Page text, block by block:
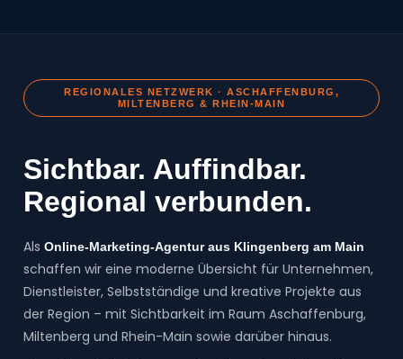
REGIONALES NETZWERK · ASCHAFFENBURG,
MILTENBERG & RHEIN-MAIN
Sichtbar. Auffindbar.
Regional verbunden.
Als Online-Marketing-Agentur aus Klingenberg am Main
schaffen wir eine moderne Übersicht für Unternehmen,
Dienstleister, Selbstständige und kreative Projekte aus
der Region – mit Sichtbarkeit im Raum Aschaffenburg,
Miltenberg und Rhein-Main sowie darüber hinaus.